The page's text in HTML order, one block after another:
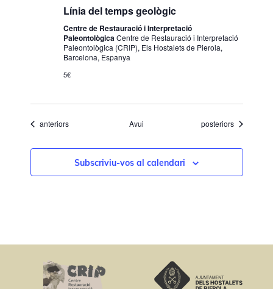
Línia del temps geològic
Centre de Restauració i Interpretació
PaleontològicaCentre de Restauració i Interpretació
Paleontològica (CRIP), Els Hostalets de Pierola,
Barcelona, Espanya
5€
Esdeveniments
anteriors Avui Esdeveniments
posteriors
Subscriviu-vos al calendari